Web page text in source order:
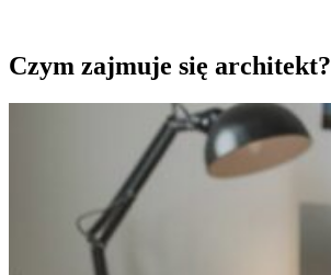
Czym zajmuje się architekt?